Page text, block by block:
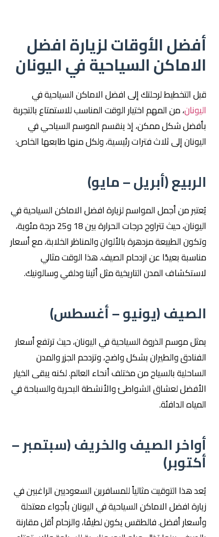
أفضل الأوقات لزيارة افضل
الاماكن السياحية في اليونان
قبل التخطيط لرحلتك إلى افضل الاماكن السياحية في
اليونان، من المهم اختيار الوقت المناسب للاستمتاع بالتجربة
بأفضل شكل ممكن، إذ ينقسم الموسم السياحي في
اليونان إلى ثلاث فترات رئيسية، ولكل منها طابعها الخاص:
الربيع (أبريل – مايو)
يُعتبر من أجمل المواسم لزيارة افضل الاماكن السياحية في
اليونان، حيث تتراوح درجات الحرارة بين 18 و25 درجة مئوية،
وتكون الطبيعة مزدهرة بالألوان والمناظر الخلابة، مع أسعار
مناسبة بعيدًا عن ازدحام الصيف. هذا الوقت مثالي
لاستكشاف المدن التاريخية مثل أثينا ودلفي وسالونيك.
الصيف (يونيو – أغسطس)
يمثل موسم الذروة السياحية في اليونان، حيث ترتفع أسعار
الفنادق والطيران بشكل واضح، وتزدحم الجزر والمدن
الساحلية بالسياح من مختلف أنحاء العالم. لكنه يبقى الخيار
الأفضل لعشاق الشواطئ والأنشطة البحرية والسباحة في
المياه الدافئة.
أواخر الصيف والخريف (سبتمبر –
أكتوبر)
يُعد هذا التوقيت مثالياً للمسافرين السعوديين الراغبين في
زيارة افضل الاماكن السياحية في اليونان بأجواء معتدلة
وأسعار أفضل. فالطقس يكون لطيفًا، والزحام أقل مقارنة